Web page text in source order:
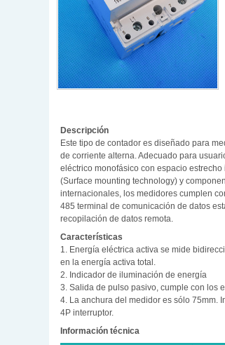
Descripción
Este tipo de contador es diseñado para
de corriente alterna. Adecuado para
eléctrico monofásico con espacio
(Surface mounting technology) y
internacionales, los medidores cumplen
485 terminal de comunicación de datos
recopilación de datos remota.
Características
1. Energía eléctrica activa se mide
en la energía activa total.
2. Indicador de iluminación de energía
3. Salida de pulso pasivo, cumple con los
4. La anchura del medidor es sólo 75mm.
4P interruptor.
Información técnica